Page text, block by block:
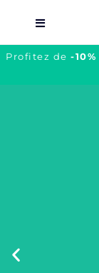
Carte
Événements
Profitez de -10%